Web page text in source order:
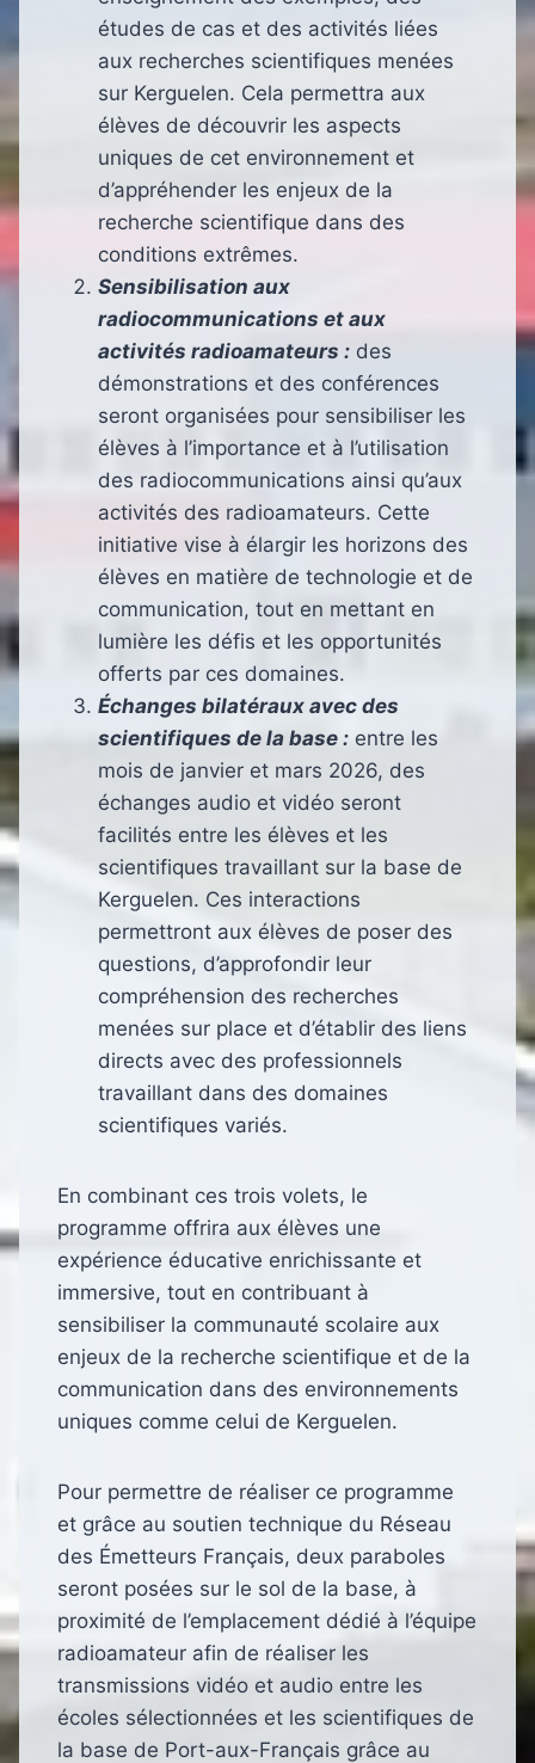
études de cas et des activités liées
aux recherches scientifiques menées
sur Kerguelen. Cela permettra aux
élèves de découvrir les aspects
uniques de cet environnement et
d’appréhender les enjeux de la
recherche scientifique dans des
conditions extrêmes.
Sensibilisation aux
radiocommunications et aux
activités radioamateurs : des
démonstrations et des conférences
seront organisées pour sensibiliser les
élèves à l’importance et à l’utilisation
des radiocommunications ainsi qu’aux
activités des radioamateurs. Cette
initiative vise à élargir les horizons des
élèves en matière de technologie et de
communication, tout en mettant en
lumière les défis et les opportunités
offerts par ces domaines.
Échanges bilatéraux avec des
scientifiques de la base : entre les
mois de janvier et mars 2026, des
échanges audio et vidéo seront
facilités entre les élèves et les
scientifiques travaillant sur la base de
Kerguelen. Ces interactions
permettront aux élèves de poser des
questions, d’approfondir leur
compréhension des recherches
menées sur place et d’établir des liens
directs avec des professionnels
travaillant dans des domaines
scientifiques variés.
En combinant ces trois volets, le
programme offrira aux élèves une
expérience éducative enrichissante et
immersive, tout en contribuant à
sensibiliser la communauté scolaire aux
enjeux de la recherche scientifique et de la
communication dans des environnements
uniques comme celui de Kerguelen.
Pour permettre de réaliser ce programme
et grâce au soutien technique du Réseau
des Émetteurs Français, deux paraboles
seront posées sur le sol de la base, à
proximité de l’emplacement dédié à l’équipe
radioamateur afin de réaliser les
transmissions vidéo et audio entre les
écoles sélectionnées et les scientifiques de
la base de Port-aux-Français grâce au